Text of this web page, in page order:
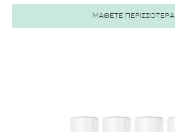
ΜΑΘΕΤΕ ΠΕΡΙΣΣΟΤΕΡΑ